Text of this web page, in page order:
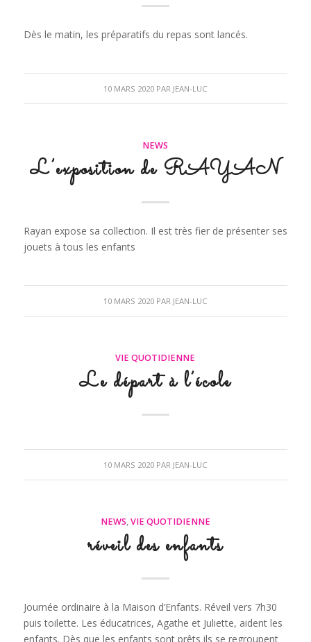
Dès le matin, les préparatifs du repas sont lancés.
10 MARS 2020 PAR JEAN-LUC
NEWS
L’exposition de RAYAN
Rayan expose sa collection. Il est très fier de présenter ses
jouets à tous les enfants
10 MARS 2020 PAR JEAN-LUC
VIE QUOTIDIENNE
Le départ à l’école
10 MARS 2020 PAR JEAN-LUC
NEWS,VIE QUOTIDIENNE
réveil des enfants
Journée ordinaire à la Maison d’Enfants. Réveil vers 7h30
puis toilette. Les éducatrices, Agathe et Juliette, aident les
enfants. Dès que les enfants sont prêts ils se regroupent